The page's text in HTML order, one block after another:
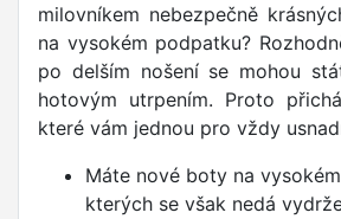
milovníkem nebezpečně
na vysokém podpatku?
po delším nošení se mohou
hotovým utrpením. Proto
které vám jednou pro vždy
Máte nové boty na
kterých se však nedá